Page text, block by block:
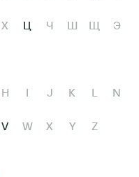
Х Ц Ч Ш Щ Э
H I J K L N
V W X Y Z